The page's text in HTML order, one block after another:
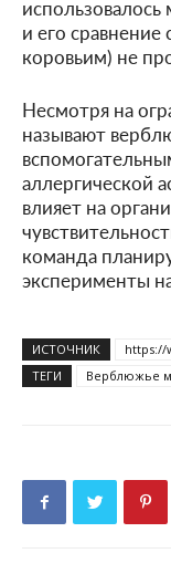
и его
коровьим) не
Несмотря на
называют
аллергической
влияет на
команда
эксперименты
ИСТОЧНИК
https://
ТЕГИ
Верблюжье